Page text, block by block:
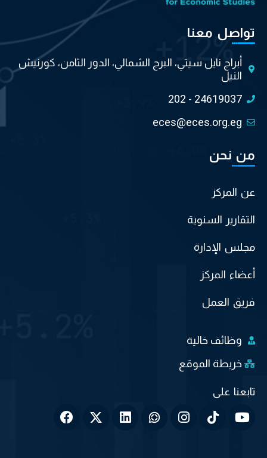
تواصل معنا
أبراج نايل سيتي، البرج الشمالي، الدور الثامن، كورنيش
النيل
202 - 24619037
eces@eces.org.eg
من نحن
عن المركز
التقارير السنوية
مجلس الإدارة
أعضاء المركز
فريق العمل
وظائف خالية
خريطة الموقع